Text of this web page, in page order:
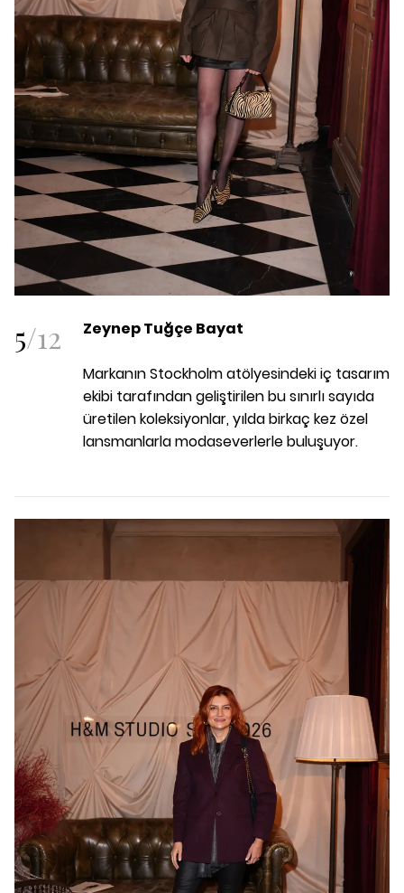
5/12 Zeynep Tuğçe Bayat
Markanın Stockholm atölyesindeki iç tasarım
ekibi tarafından geliştirilen bu sınırlı sayıda
üretilen koleksiyonlar, yılda birkaç kez özel
lansmanlarla modaseverlerle buluşuyor.